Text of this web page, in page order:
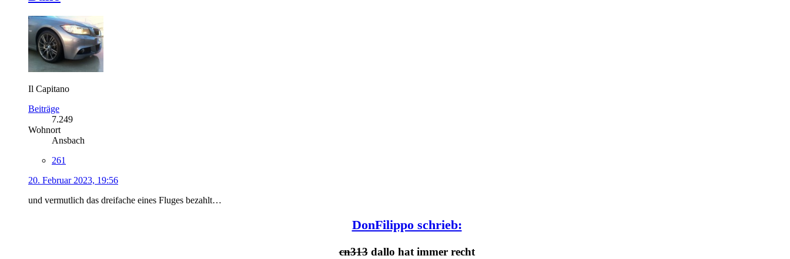
Il Capitano
Beiträge
7.249
Wohnort
Ansbach
261
20. Februar 2023, 19:56
und vermutlich das dreifache eines Fluges bezahlt…
DonFilippo schrieb:
cn313dallo hat immer recht